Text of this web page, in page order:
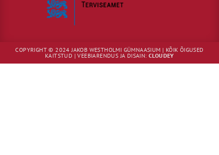
COPYRIGHT © 2024 JAKOB WESTHOLMI GÜMNAASIUM | KÕIK ÕIGUSED
KAITSTUD | VEEBIARENDUS JA DISAIN:CLOUDEY